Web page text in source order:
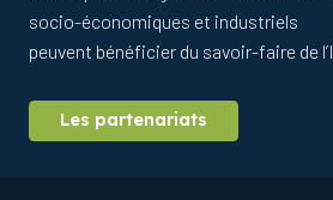
socio-économiques et industriels
peuvent bénéficier du savoir-faire de
Les partenariats